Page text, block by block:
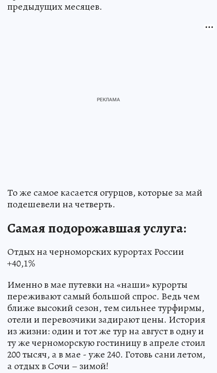
предыдущих месяцев.
То же самое касается огурцов, которые за май
подешевели на четверть.
Самая подорожавшая услуга:
Отдых на черноморских курортах России
+40,1%
Именно в мае путевки на «наши» курорты
переживают самый большой спрос. Ведь чем
ближе высокий сезон, тем сильнее турфирмы,
отели и перевозчики задирают цены. История
из жизни: один и тот же тур на август в одну и
ту же черноморскую гостиницу в апреле стоил
200 тысяч, а в мае - уже 240. Готовь сани летом,
а отдых в Сочи – зимой!